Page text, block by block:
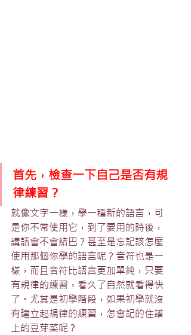
首先，檢查一下自己是否有規
律練習？
就像文字一樣，學一種新的語言，可
是你不常使用它，到了要用的時後，
講話會不會結巴？甚至是忘記該怎麼
使用那個你學的語言呢？音符也是一
樣，而且音符比語言更加單純，只要
有規律的練習，看久了自然就看得快
了。尤其是初學階段，如果初學就沒
有建立起規律的練習，怎會記的住譜
上的豆芽菜呢？